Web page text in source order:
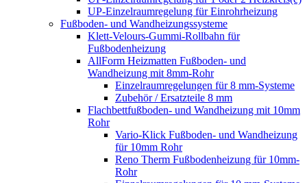
UP-Einzelraumregelung für Einrohrheizung
Fußboden- und Wandheizungssysteme
Klett-Velours-Gummi-Rollbahn für
Fußbodenheizung
AllForm Heizmatten Fußboden- und
Wandheizung mit 8mm-Rohr
Einzelraumregelungen für 8 mm-Systeme
Zubehör / Ersatzteile 8 mm
Flachbettfußboden- und Wandheizung mit 10mm
Rohr
Vario-Klick Fußboden- und Wandheizung
für 10mm Rohr
Reno Therm Fußbodenheizung für 10mm-
Rohr